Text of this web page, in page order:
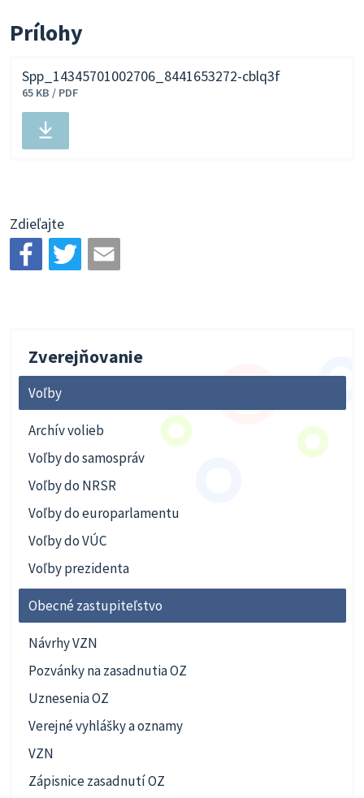
Prílohy
Stiahnuť
súbor
Spp_14345701002706_8441653272-cblq3f
65 KB / PDF
Zdieľajte
Zverejňovanie
Voľby
Archív volieb
Voľby do samospráv
Voľby do NRSR
Voľby do europarlamentu
Voľby do VÚC
Voľby prezidenta
Obecné zastupiteľstvo
Návrhy VZN
Pozvánky na zasadnutia OZ
Uznesenia OZ
Verejné vyhlášky a oznamy
VZN
Zápisnice zasadnutí OZ